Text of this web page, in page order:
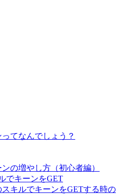
てなんでしょう？
の増やし方（初心者編）
でキーンをGET
スキルでキーンをGETする時の